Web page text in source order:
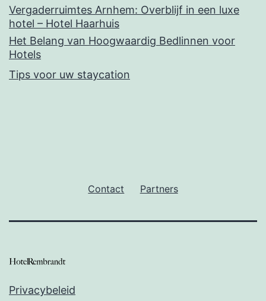
Vergaderruimtes Arnhem: Overblijf in een luxe
hotel – Hotel Haarhuis
Het Belang van Hoogwaardig Bedlinnen voor
Hotels
Tips voor uw staycation
Contact Partners
Privacybeleid